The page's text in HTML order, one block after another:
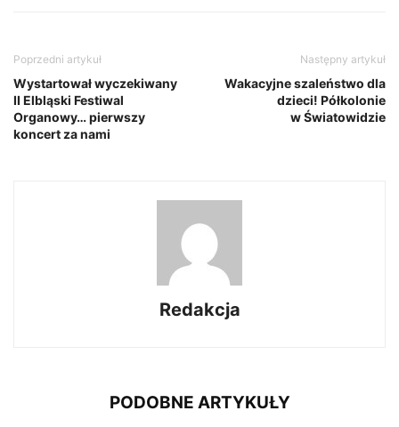
Poprzedni artykuł
Wystartował wyczekiwany
II Elbląski Festiwal
Organowy… pierwszy
koncert za nami
Następny artykuł
Wakacyjne szaleństwo dla
dzieci! Półkolonie
w Światowidzie
Redakcja
PODOBNE ARTYKUŁY